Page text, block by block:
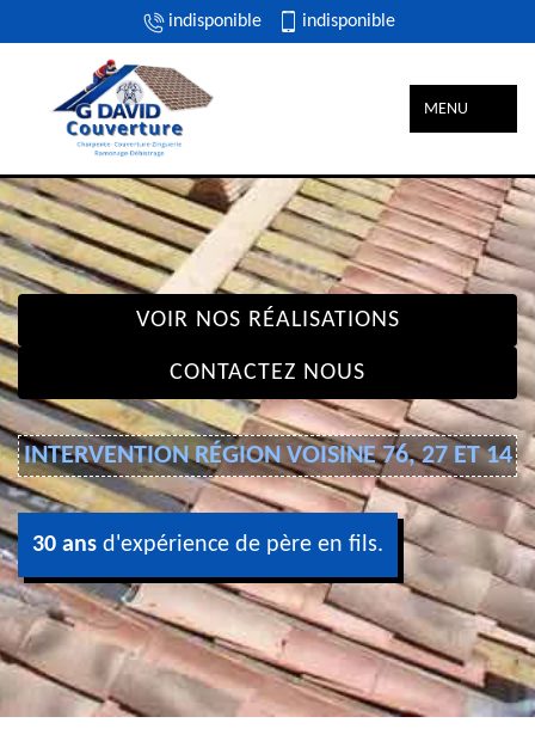
indisponible indisponible
MENU
VOIR NOS RÉALISATIONS
CONTACTEZ NOUS
INTERVENTION RÉGION VOISINE 76, 27 ET 14
30 ans d'expérience de père en fils.